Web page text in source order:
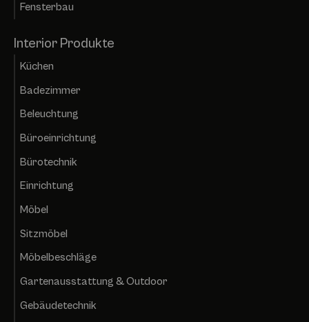
Fensterbau
Interior Produkte
Küchen
Badezimmer
Beleuchtung
Büroeinrichtung
Bürotechnik
Einrichtung
Möbel
Sitzmöbel
Möbelbeschläge
Gartenausstattung & Outdoor
Gebäudetechnik